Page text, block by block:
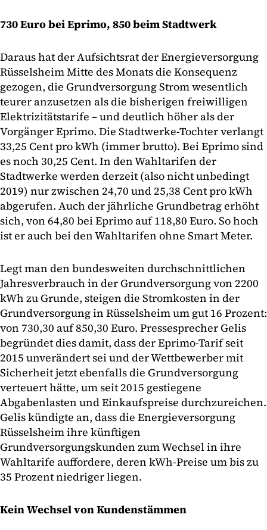
730 Euro bei Eprimo, 850 beim Stadtwerk
Daraus hat der Aufsichtsrat der Energieversorgung
Rüsselsheim Mitte des Monats die Konsequenz
gezogen, die Grundversorgung Strom wesentlich
teurer anzusetzen als die bisherigen freiwilligen
Elektrizitätstarife – und deutlich höher als der
Vorgänger Eprimo. Die Stadtwerke-Tochter verlangt
33,25 Cent pro kWh (immer brutto). Bei Eprimo sind
es noch 30,25 Cent. In den Wahltarifen der
Stadtwerke werden derzeit (also nicht unbedingt
2019) nur zwischen 24,70 und 25,38 Cent pro kWh
abgerufen. Auch der jährliche Grundbetrag erhöht
sich, von 64,80 bei Eprimo auf 118,80 Euro. So hoch
ist er auch bei den Wahltarifen ohne Smart Meter.
Legt man den bundesweiten durchschnittlichen
Jahresverbrauch in der Grundversorgung von 2200
kWh zu Grunde, steigen die Stromkosten in der
Grundversorgung in Rüsselsheim um gut 16 Prozent:
von 730,30 auf 850,30 Euro. Pressesprecher Gelis
begründet dies damit, dass der Eprimo-Tarif seit
2015 unverändert sei und der Wettbewerber mit
Sicherheit jetzt ebenfalls die Grundversorgung
verteuert hätte, um seit 2015 gestiegene
Abgabenlasten und Einkaufspreise durchzureichen.
Gelis kündigte an, dass die Energieversorgung
Rüsselsheim ihre künftigen
Grundversorgungskunden zum Wechsel in ihre
Wahltarife auffordere, deren kWh-Preise um bis zu
35 Prozent niedriger liegen.
Kein Wechsel von Kundenstämmen